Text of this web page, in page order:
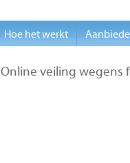
Online veiling wegens
Hoe het werkt